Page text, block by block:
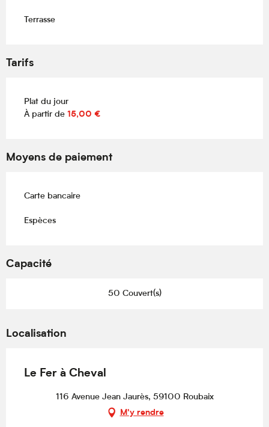
Terrasse
Tarifs
Plat du jour
À partir de 15,00 €
Moyens de paiement
Carte bancaire
Espèces
Capacité
50 Couvert(s)
Localisation
Le Fer à Cheval
116 Avenue Jean Jaurès, 59100 Roubaix
M'y rendre